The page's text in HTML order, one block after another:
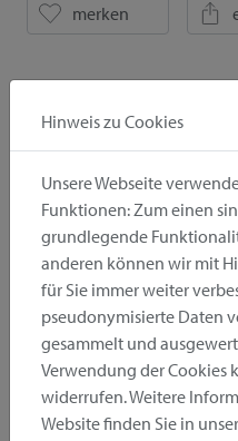
Downloads
Anleitung
Katalog
merken
Hinweis zu Cookies
Unsere Webseite
Funktionen: Zum einen
grundlegende
anderen können wir mit
für Sie immer weiter
pseudonymisierte Daten
gesammelt und
Verwendung der Cookies
widerrufen. Weitere
Website finden Sie in